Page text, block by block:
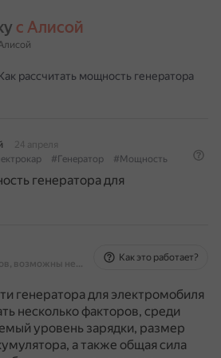
с Алисой
рассчитать мощность генератора
24 апреля
#Генератор #Мощность
генератора для
На основе источников, возможны неточности
Как это работает?
генератора для электромобиля
несколько факторов, среди
уровень зарядки, размер
а также общая сила